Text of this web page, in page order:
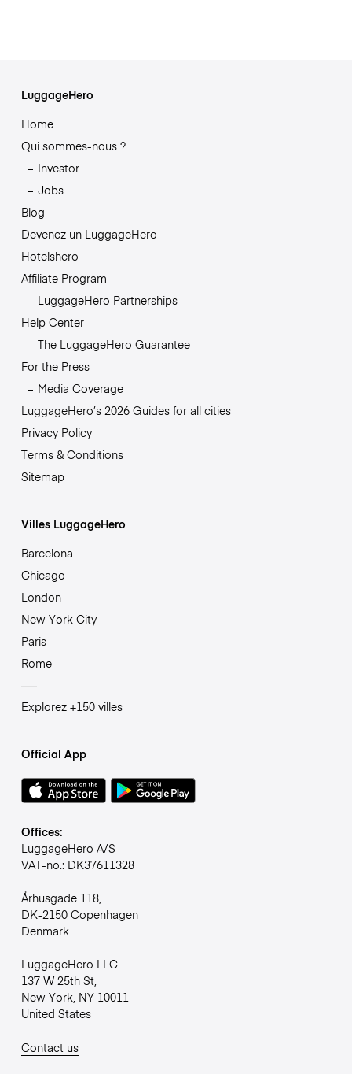
LuggageHero
Home
Qui sommes-nous ?
Investor
Jobs
Blog
Devenez un LuggageHero
Hotelshero
Affiliate Program
LuggageHero Partnerships
Help Center
The LuggageHero Guarantee
For the Press
Media Coverage
LuggageHero’s 2026 Guides for all cities
Privacy Policy
Terms & Conditions
Sitemap
Villes LuggageHero
Barcelona
Chicago
London
New York City
Paris
Rome
Explorez +150 villes
Official App
Offices:
LuggageHero A/S
VAT-no.: DK37611328
Århusgade 118,
DK-2150 Copenhagen
Denmark
LuggageHero LLC
137 W 25th St,
New York, NY 10011
United States
Contact us